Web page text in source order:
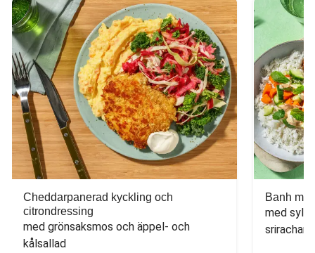
Cheddarpanerad kyckling och
citrondressing
med grönsaksmos och äppel- och
kålsallad
Banh mi-
med